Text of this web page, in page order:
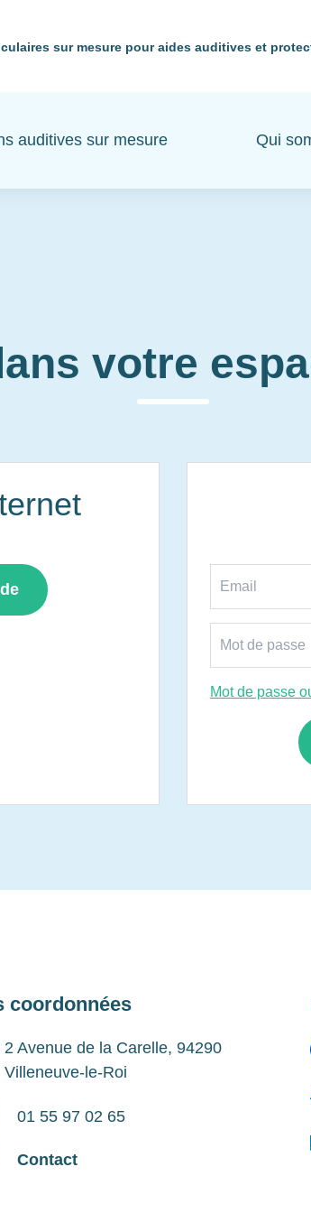
sur mesure pour aides auditives et
auditives sur mesure Qui
votre
Mot de passe
coordonnées
2 Avenue de la Carelle, 94290
Villeneuve-le-Roi
01 55 97 02 65
Contact